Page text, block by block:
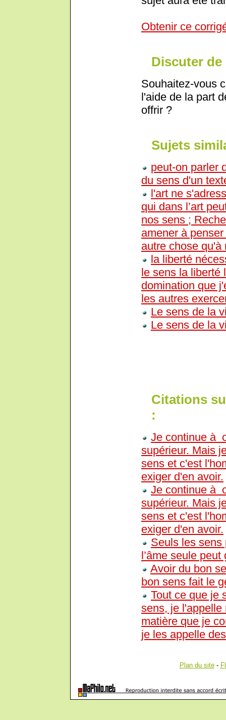
Obtenir ce
Discuter de
Souhaitez-vous
l'aide de la part
offrir ?
Sujets
peut-on parler
du sens d'un
l'art ne
qui dans l’art
nos sens ;
amener à penser
autre chose qu'à
la liberté
le sens la
domination que
les autres
Le sens de la
Le sens de la
Citations
:
Je continue à
supérieur. Mais
sens et c'est
exiger d'en avoir.
Je continue à
supérieur. Mais
sens et c'est
exiger d'en avoir.
Seuls les sens
l’âme seule
Avoir du bon
bon sens fait le
Tout ce que je
sens, je l'appelle
matière que je
je les appelle
Plan du site-